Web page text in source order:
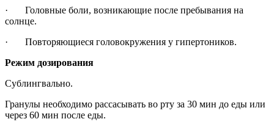
· Головные боли, возникающие после пребывания на
солнце.
· Повторяющиеся головокружения у гипертоников.
Режим дозирования
Сублингвально.
Гранулы необходимо рассасывать во рту за 30 мин до еды или
через 60 мин после еды.